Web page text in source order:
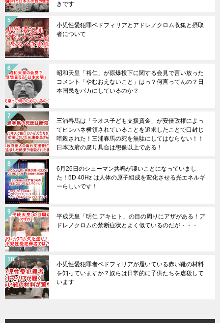
きです
小児性愛犯罪ペドフィリアとアドレノクロム収集と摂取
者について
昭和天皇「裕仁」が原爆投下に関する会見で言い放った
コメント「やむおえないこと」はっ？何言ってんの？日
本国民をバカにしているのか？
三浦春馬は「ラオス子ども支援資金」が安倍政権によっ
てピンハネ横領されていることを追求したことで口封じ
暗殺された！三浦春馬の死を無駄にしてはならない！！
日本政府の腐り具合は想像以上である！
6月26日のシューマン共鳴が凄いことになっていまし
た！5D 40Hz は人体の原子組成を変化させる光エネルギ
ーらしいです！
平成天皇「明仁 アキヒト」の目の周りにアザがある！ア
ドレノクロムの禁断症状とよく似ているのだが・・・
小児性愛犯罪者ペドフィリアが履いている赤い靴の材料
を知っていますか？奴らは日常的に子供たちを虐殺して
います